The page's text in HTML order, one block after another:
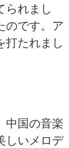
られまし
のです。ア
打たれまし
中国の音楽
しいメロデ